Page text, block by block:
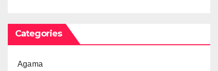
Categories
Agama